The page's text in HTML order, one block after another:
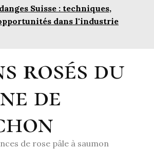
Suisse : techniques,
dans l'industrie
rosés du
de
de rose pâle à saumon